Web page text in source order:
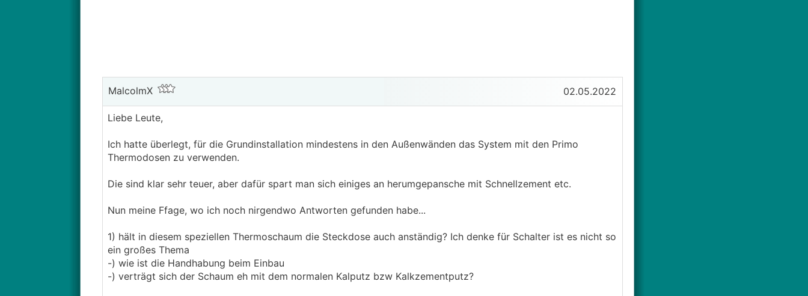
MalcolmX 02.05.2022
Liebe Leute,
Ich hatte überlegt, für die Grundinstallation mindestens in den Außenwänden das System mit den Primo
Thermodosen zu verwenden.
Die sind klar sehr teuer, aber dafür spart man sich einiges an herumgepansche mit Schnellzement etc.
Nun meine Ffage, wo ich noch nirgendwo Antworten gefunden habe...
1) hält in diesem speziellen Thermoschaum die Steckdose auch anständig? Ich denke für Schalter ist es nicht so
ein großes Thema
-) wie ist die Handhabung beim Einbau
-) verträgt sich der Schaum eh mit dem normalen Kalputz bzw Kalkzementputz?